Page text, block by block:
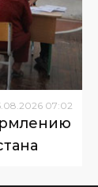
08 2026 07:02